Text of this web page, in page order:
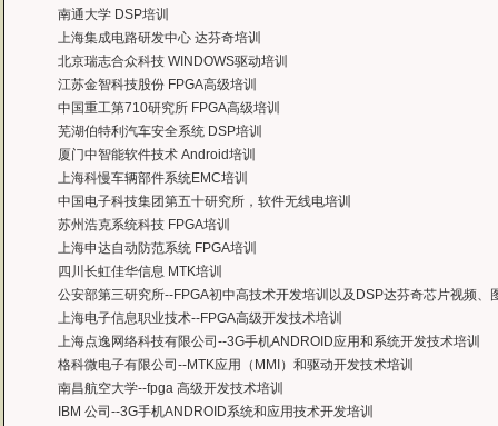
南通大学 DSP培训
上海集成电路研发中心 达芬奇培训
北京瑞志合众科技 WINDOWS驱动培训
江苏金智科技股份 FPGA高级培训
中国重工第710研究所 FPGA高级培训
芜湖伯特利汽车安全系统 DSP培训
厦门中智能软件技术 Android培训
上海科慢车辆部件系统EMC培训
中国电子科技集团第五十研究所，软件无线电培训
苏州浩克系统科技 FPGA培训
上海申达自动防范系统 FPGA培训
四川长虹佳华信息 MTK培训
公安部第三研究所--FPGA初中高技术开发培训以及DSP达芬奇芯片视频、
上海电子信息职业技术--FPGA高级开发技术培训
上海点逸网络科技有限公司--3G手机ANDROID应用和系统开发技术培训
格科微电子有限公司--MTK应用（MMI）和驱动开发技术培训
南昌航空大学--fpga 高级开发技术培训
IBM 公司--3G手机ANDROID系统和应用技术开发培训